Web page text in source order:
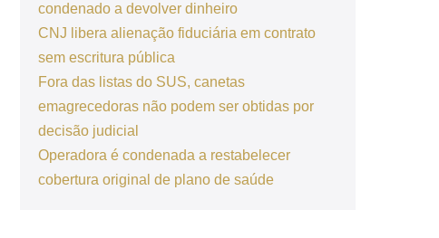
condenado a devolver dinheiro
CNJ libera alienação fiduciária em contrato
sem escritura pública
Fora das listas do SUS, canetas
emagrecedoras não podem ser obtidas por
decisão judicial
Operadora é condenada a restabelecer
cobertura original de plano de saúde